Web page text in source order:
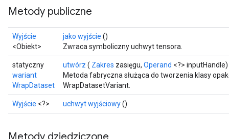
Metody publiczne
Wyjście
<Obiekt>
jako wyjście ()
Zwraca symboliczny uchwyt tensora.
statyczny
wariant
WrapDataset
utwórz ( Zakres zasięgu, Operand <?> inputHandle)
Metoda fabryczna służąca do tworzenia klasy
WrapDatasetVariant.
Wyjście <?> uchwyt wyjściowy()